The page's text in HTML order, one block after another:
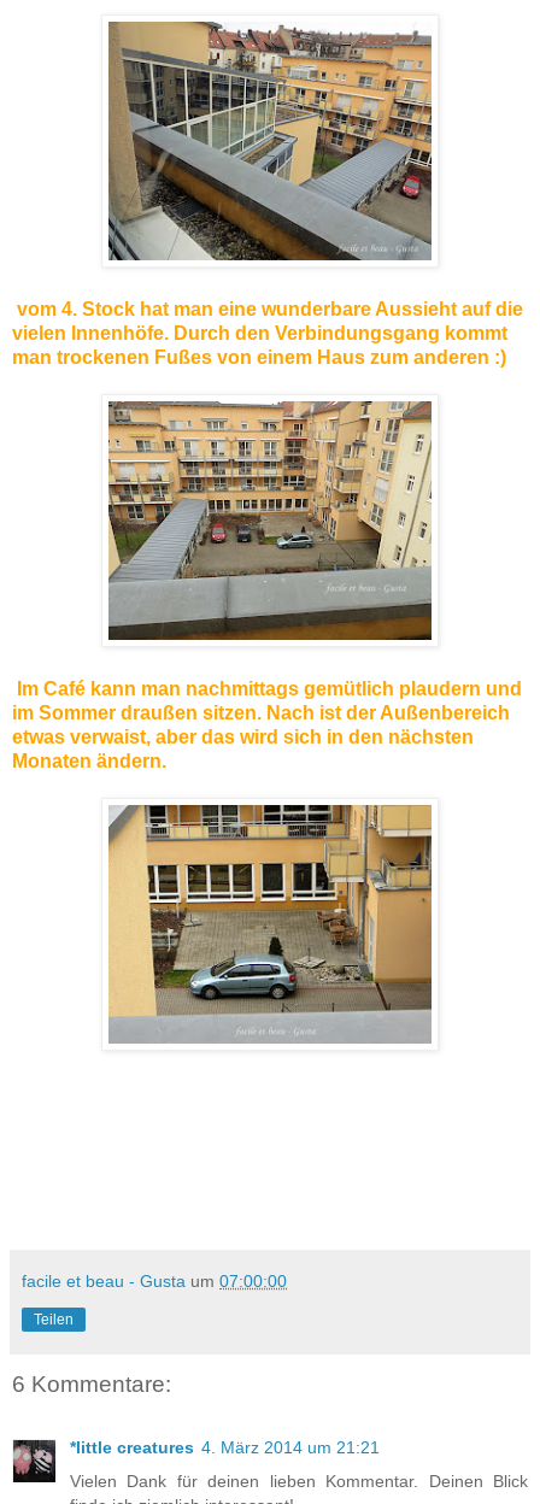
vom 4. Stock hat man eine wunderbare Aussieht auf die
vielen Innenhöfe. Durch den Verbindungsgang kommt
man trockenen Fußes von einem Haus zum anderen :)
Im Café kann man nachmittags gemütlich plaudern und
im Sommer draußen sitzen. Nach ist der Außenbereich
etwas verwaist, aber das wird sich in den nächsten
Monaten ändern.
facile et beau - Gusta um 07:00:00
Teilen
6 Kommentare:
*little creatures 4. März 2014 um 21:21
Vielen Dank für deinen lieben Kommentar. Deinen Blick